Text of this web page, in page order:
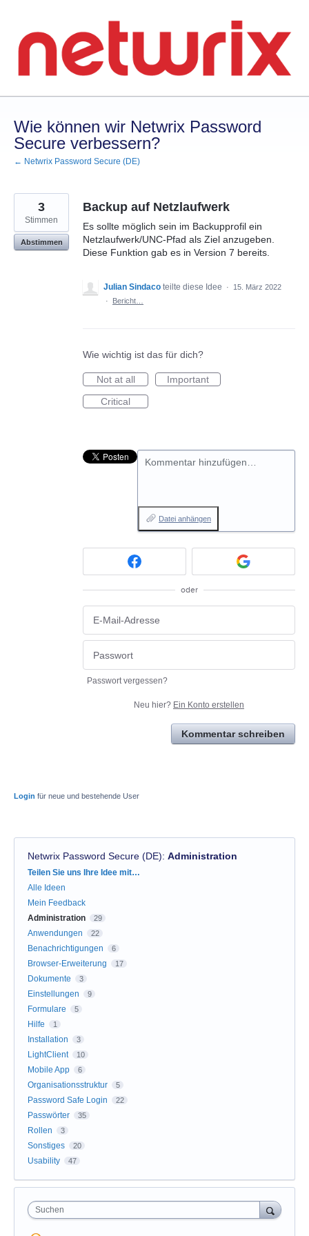
springen
Wie können wir Netwrix Password
Secure verbessern?
← Netwrix Password Secure (DE)
Backup auf Netzlaufwerk
Es sollte möglich sein im Backupprofil ein
Netzlaufwerk/UNC-Pfad als Ziel anzugeben.
Diese Funktion gab es in Version 7 bereits.
3
Stimmen
Abstimmen
Julian Sindaco teilte diese Idee ·
15. März 2022
·
Bericht…
Wie wichtig ist das für dich?
Not at all
Important
Critical
Kommentar hinzufügen…
Datei anhängen
oder
Passwort vergessen?
Neu hier? Ein Konto erstellen
Kommentar schreiben
Login für neue und bestehende User
Netwrix Password Secure (DE): Administration
Kategorien
Teilen Sie uns Ihre Idee mit…
Alle Ideen
Mein Feedback
Administration
29
Anwendungen 22
Benachrichtigungen 6
Browser-Erweiterung 17
Dokumente 3
Einstellungen 9
Formulare 5
Hilfe 1
Installation 3
LightClient 10
Mobile App 6
Organisationsstruktur 5
Password Safe Login 22
Passwörter 35
Rollen 3
Sonstiges 20
Usability 47
Suchen